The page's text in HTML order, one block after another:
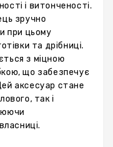
і витонченості.
зручно
при цьому
та дрібниці.
з міцною
що забезпечує
аксесуар стане
так і